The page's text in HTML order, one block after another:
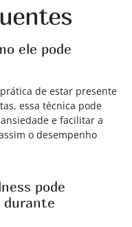
ele pode
de estar presente
essa técnica pode
e facilitar a
o desempenho
pode
durante